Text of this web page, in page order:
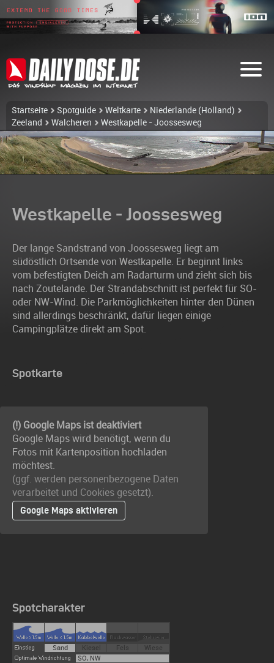
Startseite Spotguide Weltkarte
Niederlande (Holland)
Zeeland
Walcheren Westkapelle - Joossesweg
Westkapelle - Joossesweg
Der lange Sandstrand von Joossesweg liegt am
südöstlich Ortsende von Westkapelle. Er beginnt links
vom befestigten Deich am Radarturm und zieht sich bis
nach Zoutelande. Der Strandabschnitt ist perfekt für SO-
oder NW-Wind. Die Parkmöglichkeiten hinter den Dünen
sind allerdings beschränkt, dafür liegen einige
Campingplätze direkt am Spot.
Spotkarte
(!) Google Maps ist deaktiviert
Google Maps wird benötigt, wenn du
Fotos mit Kartenposition hochladen
möchtest.
(ggf. werden personen­bezogene Daten
verarbeitet und Cookies gesetzt).
Google Maps aktivieren
Spotcharakter
Sand Kiesel Fels
Wiese
SO, NW